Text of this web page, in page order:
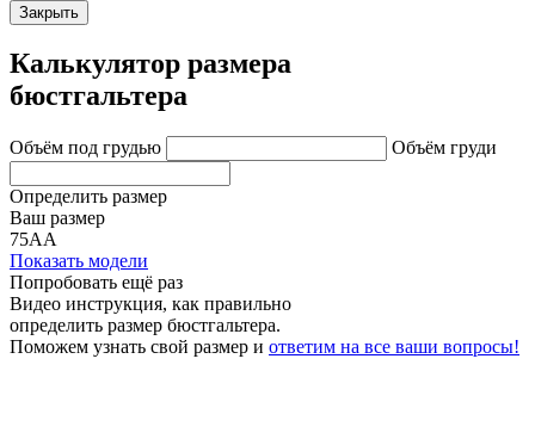
Закрыть
Калькулятор размера
бюстгальтера
Объём под грудью Объём груди
Определить размер
Ваш размер
75АА
Показать модели
Попробовать ещё раз
Видео инструкция, как правильно
определить размер бюстгальтера.
Поможем узнать свой размер и ответим на все ваши вопросы!